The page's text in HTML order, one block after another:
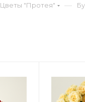
Цветы "Протея" —